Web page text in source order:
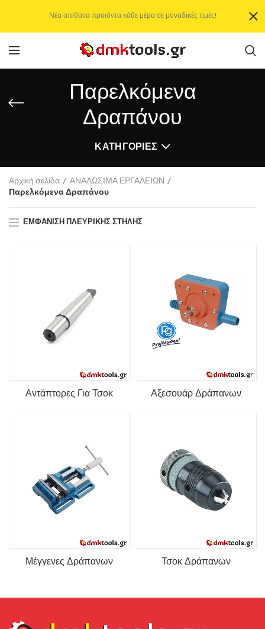
Παρελκόμενα
Δραπάνου
ΚΑΤΗΓΟΡΊΕΣ
Αρχική σελίδα
ΑΝΑΛΩΣΙΜΑ ΕΡΓΑΛΕΙΩΝ
Παρελκόμενα Δραπάνου
ΕΜΦΆΝΙΣΗ ΠΛΕΥΡΙΚΉΣ ΣΤΉΛΗΣ
Αντάπτορες Για Τσοκ Αξεσουάρ Δράπανων
Μέγγενες Δράπανων Τσοκ Δράπανων
Νέα απίθανα προιόντα κάθε μέρα σε μοναδικές τιμές!